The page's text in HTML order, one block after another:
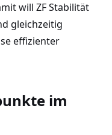
will ZF Stabilität
gleichzeitig
effizienter
im